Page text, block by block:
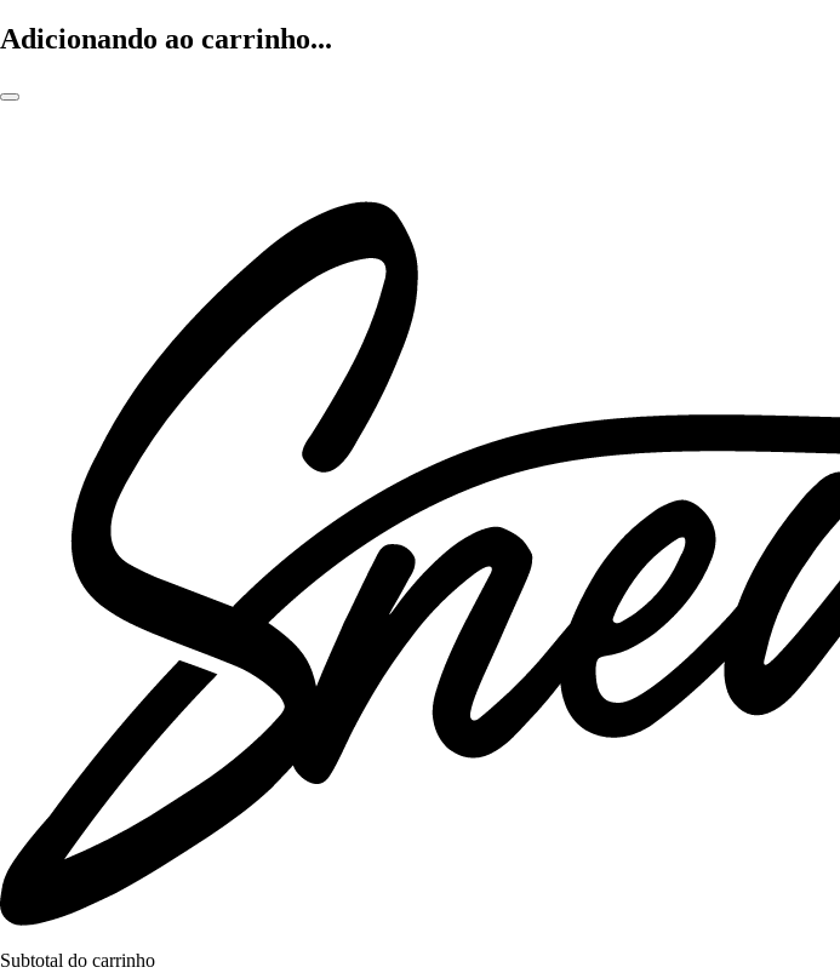
Adicionando ao carrinho...
Subtotal do carrinho